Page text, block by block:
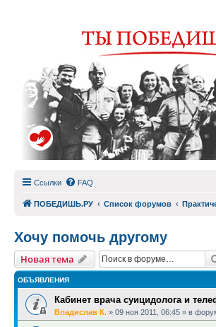
Ссылки FAQ
ПОБЕДИШЬ.РУ Список форумов
Хочу помочь другому
Новая тема
ОБЪЯВЛЕНИЯ
Кабинет врача суицидолога и
Владислав К. » 09 ноя 2011, 06:45 » в